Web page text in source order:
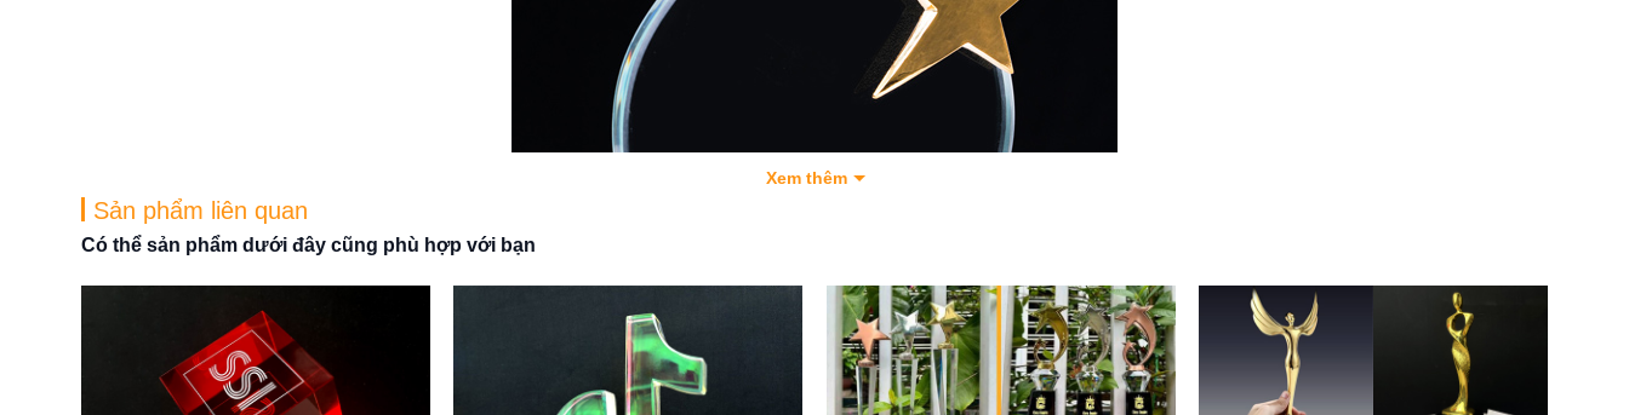
Xem thêm
Sản phẩm liên quan
Có thể sản phẩm dưới đây cũng phù hợp với bạn